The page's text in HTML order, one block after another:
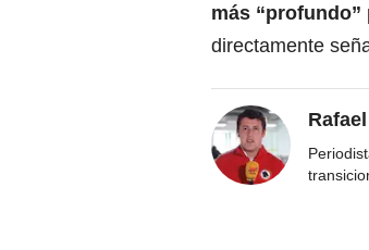
más “profundo”
directamente